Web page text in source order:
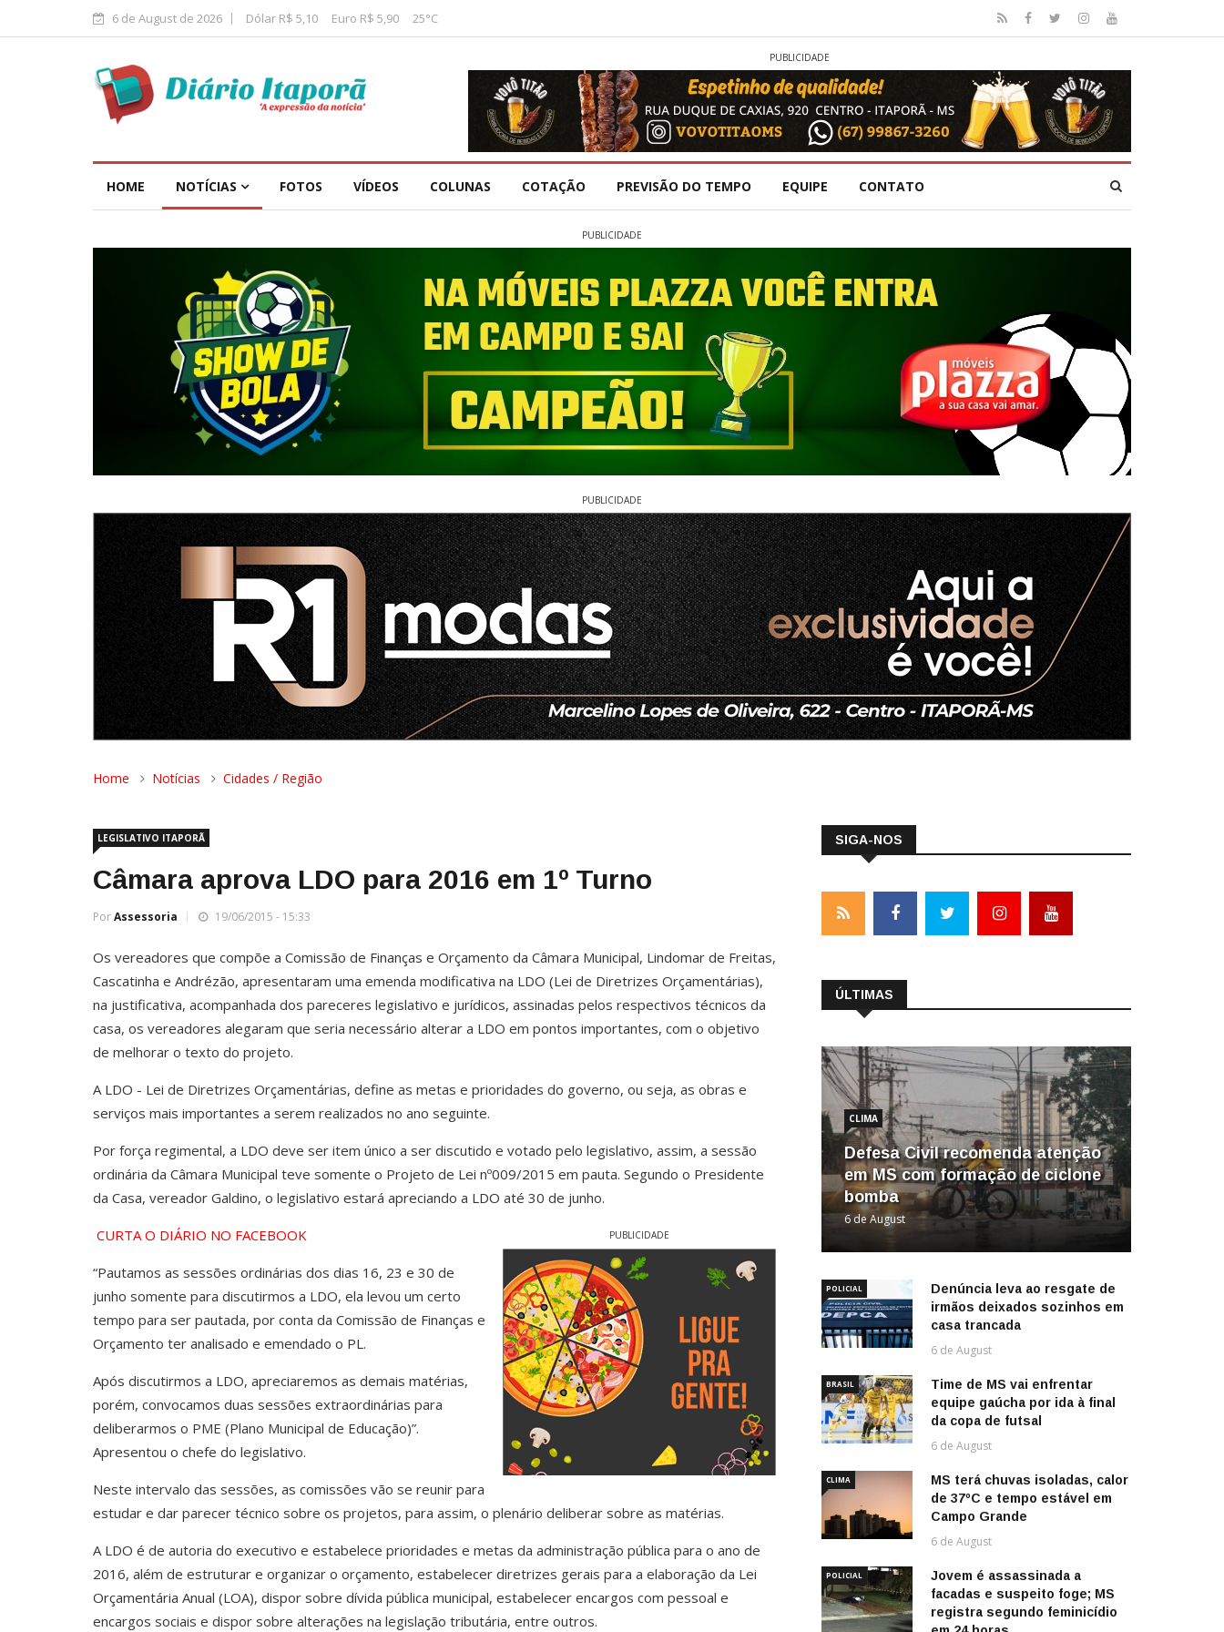
6 de August de 2026 Dólar R$ 5,10 Euro R$ 5,90 25°C
PUBLICIDADE
HOME NOTÍCIAS FOTOS VÍDEOS COLUNAS COTAÇÃO PREVISÃO DO TEMPO EQUIPE CONTATO
PUBLICIDADE
PUBLICIDADE
Home Notícias Cidades / Região
LEGISLATIVO ITAPORÃ
Câmara aprova LDO para 2016 em 1º Turno
PorAssessoria 19/06/2015 - 15:33
Os vereadores que compõe a Comissão de Finanças e Orçamento da Câmara Municipal, Lindomar de Freitas,
Cascatinha e Andrézão, apresentaram uma emenda modificativa na LDO (Lei de Diretrizes Orçamentárias),
na justificativa, acompanhada dos pareceres legislativo e jurídicos, assinadas pelos respectivos técnicos da
casa, os vereadores alegaram que seria necessário alterar a LDO em pontos importantes, com o objetivo
de melhorar o texto do projeto.
A LDO - Lei de Diretrizes Orçamentárias, define as metas e prioridades do governo, ou seja, as obras e
serviços mais importantes a serem realizados no ano seguinte.
Por força regimental, a LDO deve ser item único a ser discutido e votado pelo legislativo, assim, a sessão
ordinária da Câmara Municipal teve somente o Projeto de Lei nº009/2015 em pauta. Segundo o Presidente
da Casa, vereador Galdino, o legislativo estará apreciando a LDO até 30 de junho.
PUBLICIDADE
CURTA O DIÁRIO NO FACEBOOK
“Pautamos as sessões ordinárias dos dias 16, 23 e 30 de
junho somente para discutirmos a LDO, ela levou um certo
tempo para ser pautada, por conta da Comissão de Finanças e
Orçamento ter analisado e emendado o PL.
Após discutirmos a LDO, apreciaremos as demais matérias,
porém, convocamos duas sessões extraordinárias para
deliberarmos o PME (Plano Municipal de Educação)”.
Apresentou o chefe do legislativo.
Neste intervalo das sessões, as comissões vão se reunir para
estudar e dar parecer técnico sobre os projetos, para assim, o plenário deliberar sobre as matérias.
A LDO é de autoria do executivo e estabelece prioridades e metas da administração pública para o ano de
2016, além de estruturar e organizar o orçamento, estabelecer diretrizes gerais para a elaboração da Lei
Orçamentária Anual (LOA), dispor sobre dívida pública municipal, estabelecer encargos com pessoal e
encargos sociais e dispor sobre alterações na legislação tributária, entre outros.
SIGA-NOS
ÚLTIMAS
CLIMA
Defesa Civil recomenda atenção
em MS com formação de ciclone
bomba
6 de August
POLICIAL
Denúncia leva ao resgate de
irmãos deixados sozinhos em
casa trancada
6 de August
BRASIL
Time de MS vai enfrentar
equipe gaúcha por ida à final
da copa de futsal
6 de August
CLIMA
MS terá chuvas isoladas, calor
de 37ºC e tempo estável em
Campo Grande
6 de August
POLICIAL
Jovem é assassinada a
facadas e suspeito foge; MS
registra segundo feminicídio